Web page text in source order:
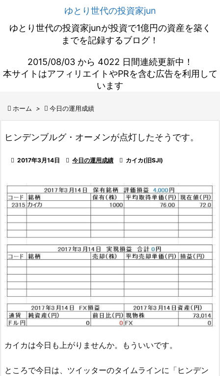
ゆとり世代の投資家jun
ゆとり世代の投資家junが投資で1億円の資産を築く
までを記録するブログ！
2015/08/03 から 4022 日間連続更新中！
本サイトはアフィリエイトやPRを含む広告を利用して
います
 ホーム >  今日の運用成績
ヒンデンブルグ・オーメンが点灯したそうです。
 2017年3月14日  今日の運用成績  カイカ(旧SJI)
カイカは今日も上がりませんか。もういいです。
ところで今日は、ツイッターのタイムラインに「ヒンデン